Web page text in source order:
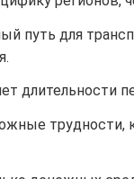
путь для
длительности
трудности,